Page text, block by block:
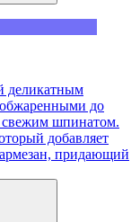
деликатным
до
свежим шпинатом.
добавляет
придающий